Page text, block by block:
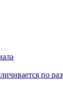
по